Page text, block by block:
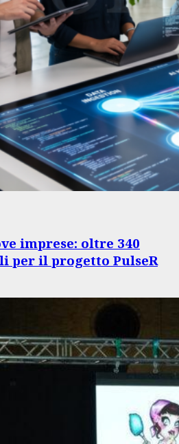
imprese: oltre 340
per il progetto PulseR